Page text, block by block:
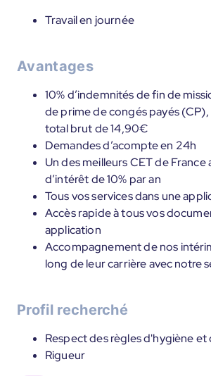
Travail en journée
Avantages
10% d’indemnités de fin de
de prime de congés payés (CP),
total brut de 14,90€
Demandes d’acompte en 24h
Un des meilleurs CET de France
d’intérêt de 10% par an
Tous vos services dans une
Accès rapide à tous vos
application
Accompagnement de nos
long de leur carrière avec notre
Profil recherché
Respect des règles d'hygiène et
Rigueur